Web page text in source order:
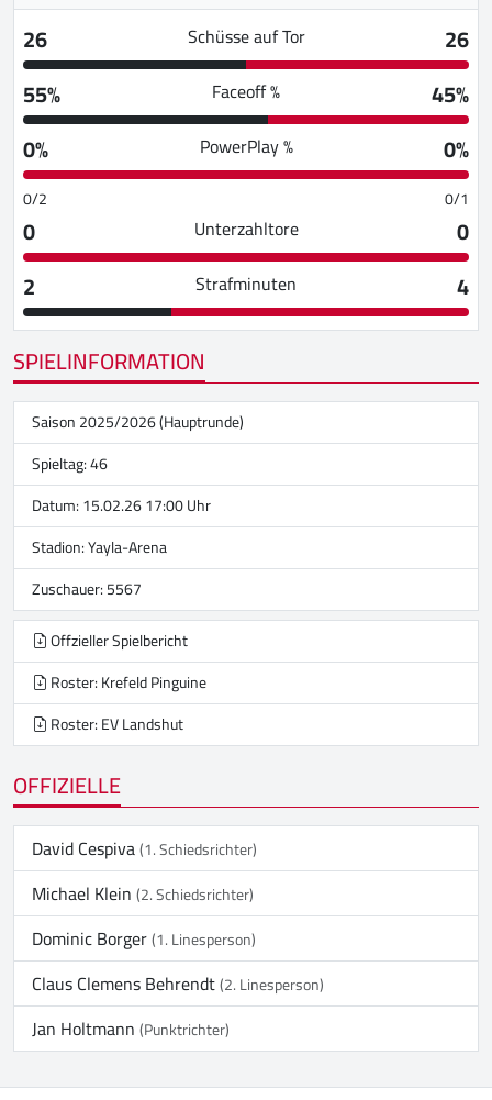
26
Schüsse auf Tor
26
55%
Faceoff %
45%
0%
PowerPlay % 0%
0/2 0/1
0 Unterzahltore
0
2
Strafminuten
4
SPIELINFORMATION
Saison 2025/2026 (Hauptrunde)
Spieltag: 46
Datum: 15.02.26 17:00 Uhr
Stadion:Yayla-Arena
Zuschauer: 5567
Offzieller Spielbericht
Roster: Krefeld Pinguine
Roster: EV Landshut
OFFIZIELLE
David Cespiva(1. Schiedsrichter)
Michael Klein(2. Schiedsrichter)
Dominic Borger(1. Linesperson)
Claus Clemens Behrendt(2. Linesperson)
Jan Holtmann(Punktrichter)